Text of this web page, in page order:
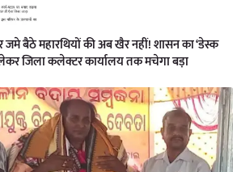
जमे बैठे महारथियों की अब खैर नहीं! शासन का ‘डेस्क
जिला कलेक्टर कार्यालय तक मचेगा बड़ा